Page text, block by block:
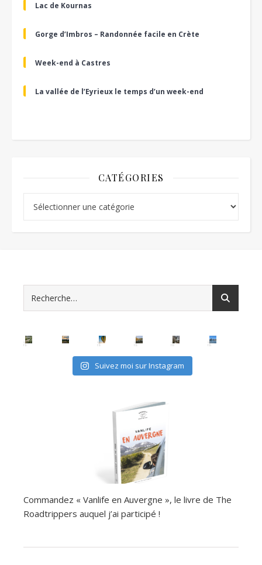
Lac de Kournas
Gorge d’Imbros – Randonnée facile en Crète
Week-end à Castres
La vallée de l’Eyrieux le temps d’un week-end
CATÉGORIES
Suivez moi sur Instagram
Commandez « Vanlife en Auvergne », le livre de The
Roadtrippers auquel j’ai participé !